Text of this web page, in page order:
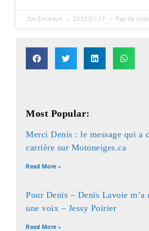
Joe Erickson 2023-01-17 Pas de
Most Popular:
Merci Denis : le message qui a
carrière sur Motoneiges.ca
Read More »
Pour Denis – Denis Lavoie m’a
une voix – Jessy Poirier
Read More »